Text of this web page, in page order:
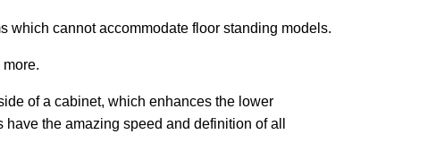
which cannot accommodate floor standing models.
of a cabinet, which enhances the lower
the amazing speed and definition of all